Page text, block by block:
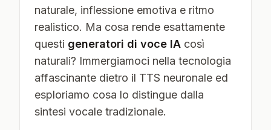
naturale, inflessione emotiva e ritmo
realistico. Ma cosa rende esattamente
questi generatori di voce IA così
naturali? Immergiamoci nella tecnologia
affascinante dietro il TTS neuronale ed
esploriamo cosa lo distingue dalla
sintesi vocale tradizionale.